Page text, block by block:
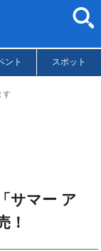
ント スポット
す
サマー ア
！